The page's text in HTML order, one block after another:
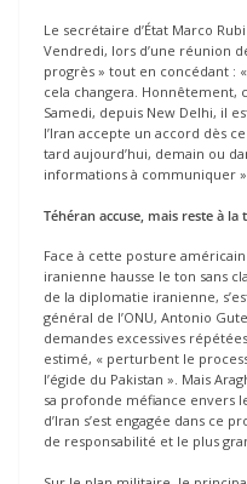
Le secrétaire d’État Marco
Vendredi, lors d’une réunion
progrès » tout en concédant : «
cela changera. Honnêtement,
Samedi, depuis New Delhi, il
l’Iran accepte un accord dès
tard aujourd’hui, demain ou
informations à communiquer
Téhéran accuse, mais reste à la
Face à cette posture
iranienne hausse le ton sans
de la diplomatie iranienne,
général de l’ONU, Antonio
demandes excessives
estimé, « perturbent le
l’égide du Pakistan ». Mais
sa profonde méfiance envers
d’Iran s’est engagée dans ce
de responsabilité et le plus